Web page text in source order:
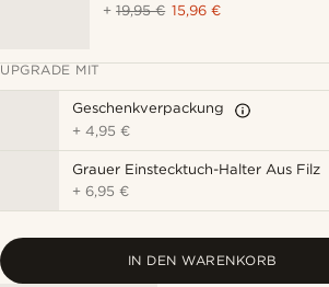
+19,95 € 15,96 €
UPGRADE MIT
Geschenkverpackung
+4,95 €
Grauer Einstecktuch-Halter Aus Filz
+6,95 €
IN DEN WARENKORB